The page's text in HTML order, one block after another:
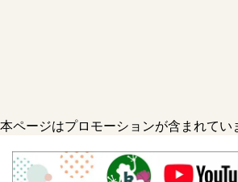
本ページはプロモーションが含まれてい